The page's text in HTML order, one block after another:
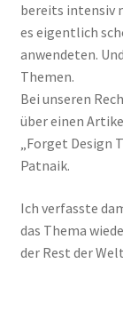
bereits intensiv
es eigentlich
anwendeten.
Themen.
Bei unseren
über einen
„Forget Design
Patnaik.
Ich verfasste
das Thema
der Rest der